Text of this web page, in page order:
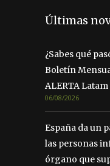
Últimas
¿Sabes qué
Boletín
ALERTA
06/08/2026
España da un
las personas
órgano que